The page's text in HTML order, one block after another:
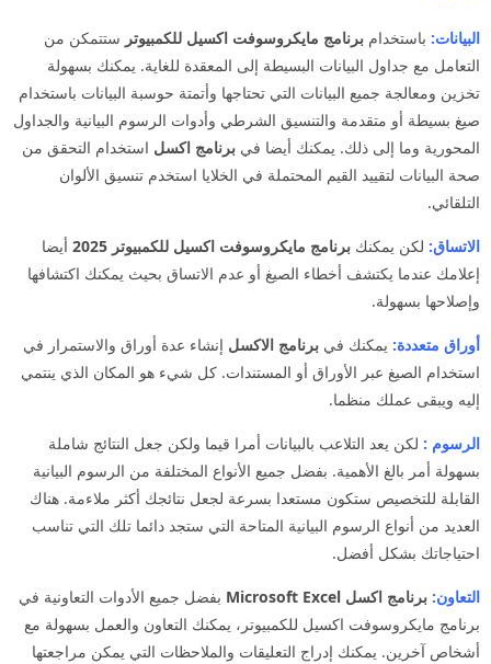
البيانات: باستخدام برنامج مايكروسوفت اكسيل للكمبيوتر ستتمكن من
التعامل مع جداول البيانات البسيطة إلى المعقدة للغاية. يمكنك بسهولة
تخزين ومعالجة جميع البيانات التي تحتاجها وأتمتة حوسبة البيانات باستخدام
صيغ بسيطة أو متقدمة والتنسيق الشرطي وأدوات الرسوم البيانية والجداول
المحورية وما إلى ذلك. يمكنك أيضا في برنامج اكسل استخدام التحقق من
صحة البيانات لتقييد القيم المحتملة في الخلايا استخدم تنسيق الألوان
التلقائي.
الاتساق: لكن يمكنك برنامج مايكروسوفت اكسيل للكمبيوتر 2025
أيضا
إعلامك عندما يكتشف أخطاء الصيغ أو عدم الاتساق بحيث يمكنك اكتشافها
وإصلاحها بسهولة.
أوراق متعددة: يمكنك في برنامج الاكسل إنشاء عدة أوراق والاستمرار في
استخدام الصيغ عبر الأوراق أو المستندات. كل شيء هو المكان الذي ينتمي
إليه ويبقى عملك منظما.
الرسوم : لكن يعد التلاعب بالبيانات أمرا قيما ولكن جعل النتائج شاملة
بسهولة أمر بالغ الأهمية. بفضل جميع الأنواع المختلفة من الرسوم البيانية
القابلة للتخصيص ستكون مستعدا بسرعة لجعل نتائجك أكثر ملاءمة. هناك
العديد من أنواع الرسوم البيانية المتاحة التي ستجد دائما تلك التي تناسب
احتياجاتك بشكل أفضل.
التعاون: برنامج اكسل Microsoft Excel
بفضل جميع الأدوات التعاونية في
برنامج مايكروسوفت اكسيل للكمبيوتر، يمكنك التعاون والعمل بسهولة مع
أشخاص آخرين. يمكنك إدراج التعليقات والملاحظات التي يمكن مراجعتها